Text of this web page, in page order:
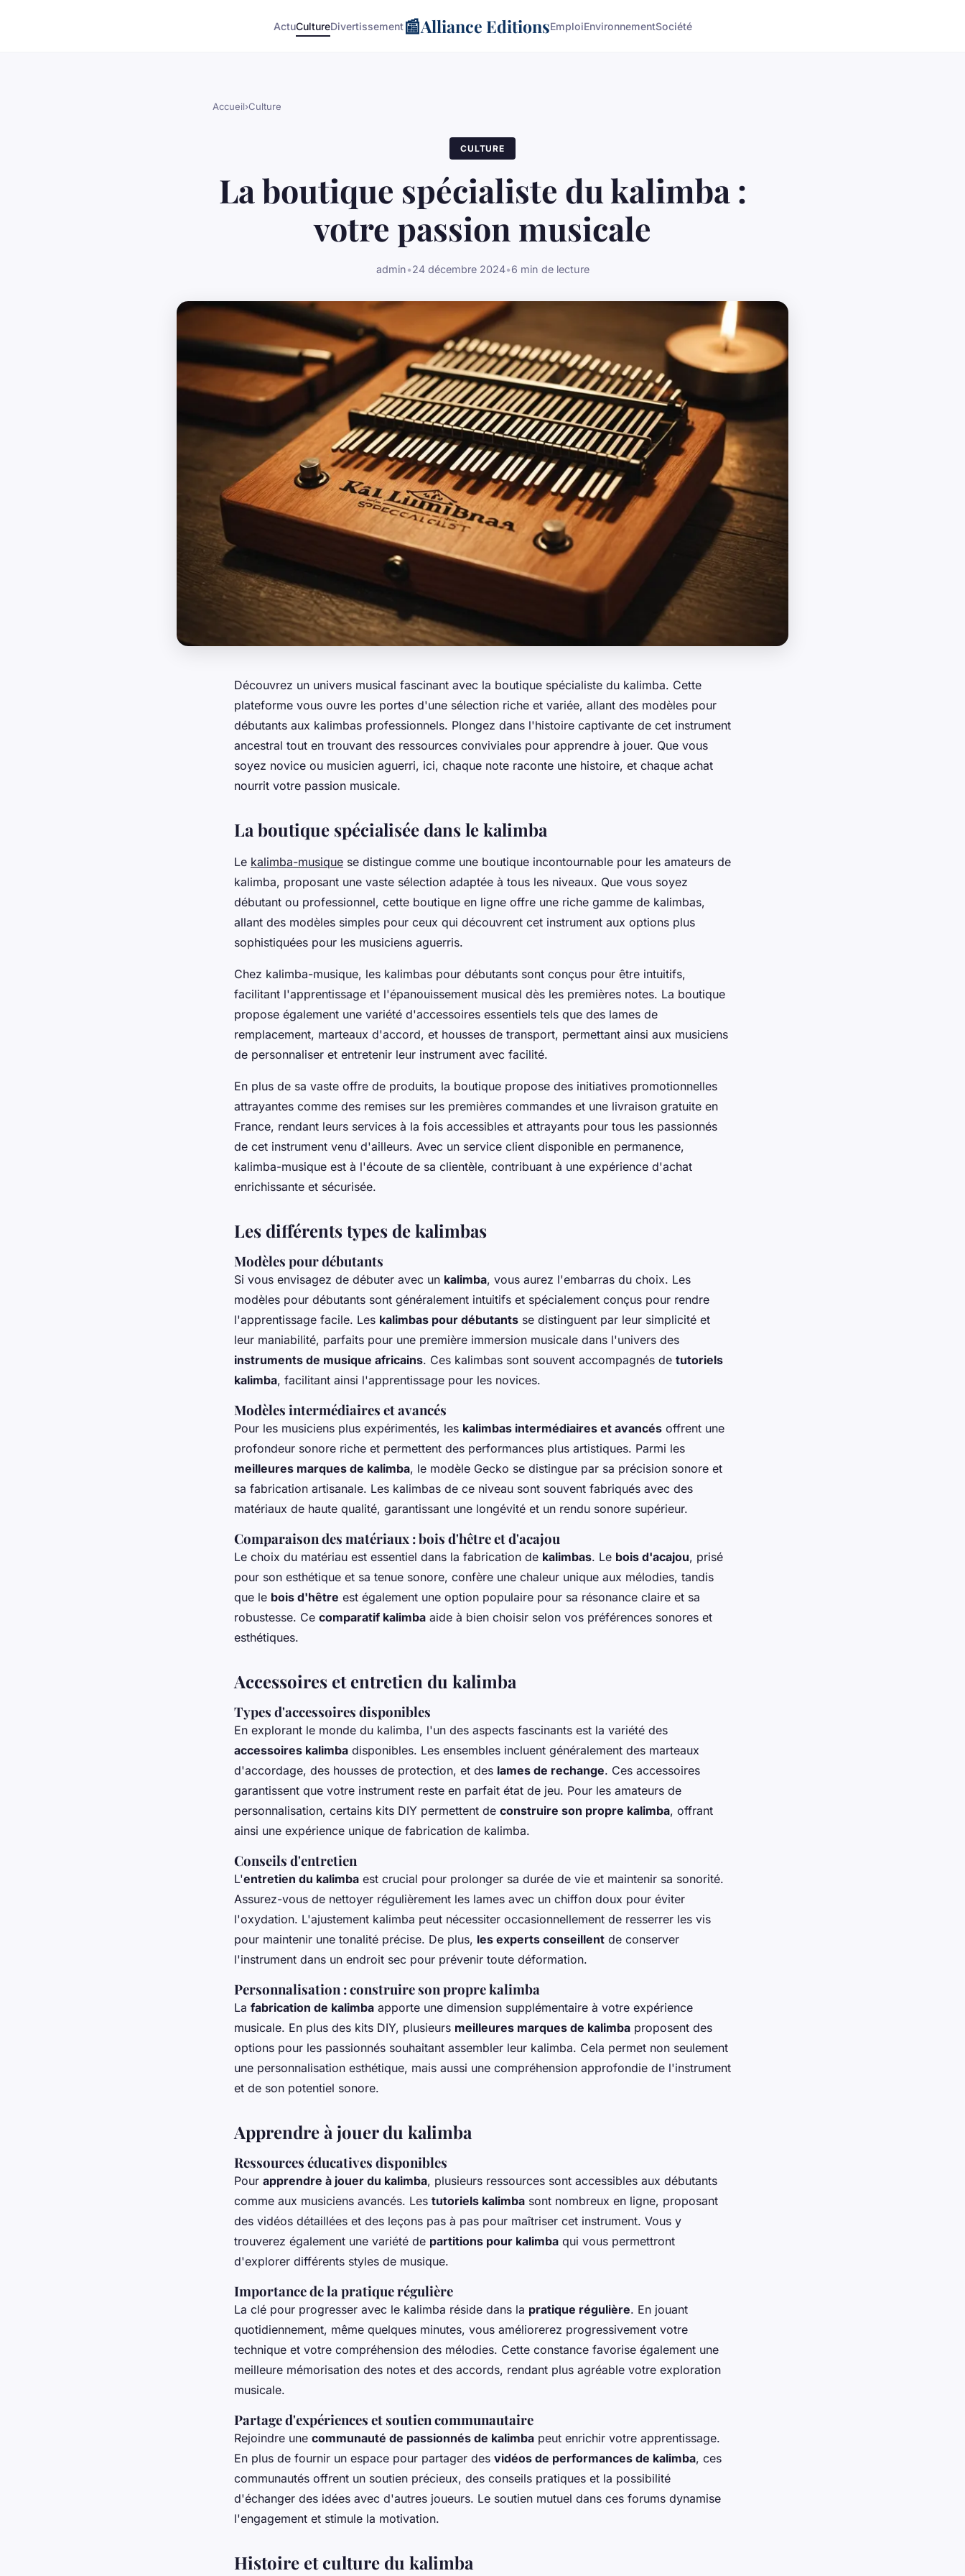
ActuCultureDivertissement📰Alliance EditionsEmploiEnvironnementSociété
Accueil›Culture
CULTURE
La boutique spécialiste du kalimba :
votre passion musicale
admin•24 décembre 2024•6 min de lecture
Découvrez un univers musical fascinant avec la boutique spécialiste du kalimba. Cette
plateforme vous ouvre les portes d'une sélection riche et variée, allant des modèles pour
débutants aux kalimbas professionnels. Plongez dans l'histoire captivante de cet instrument
ancestral tout en trouvant des ressources conviviales pour apprendre à jouer. Que vous
soyez novice ou musicien aguerri, ici, chaque note raconte une histoire, et chaque achat
nourrit votre passion musicale.
La boutique spécialisée dans le kalimba
Le kalimba-musique se distingue comme une boutique incontournable pour les amateurs de
kalimba, proposant une vaste sélection adaptée à tous les niveaux. Que vous soyez
débutant ou professionnel, cette boutique en ligne offre une riche gamme de kalimbas,
allant des modèles simples pour ceux qui découvrent cet instrument aux options plus
sophistiquées pour les musiciens aguerris.
Chez kalimba-musique, les kalimbas pour débutants sont conçus pour être intuitifs,
facilitant l'apprentissage et l'épanouissement musical dès les premières notes. La boutique
propose également une variété d'accessoires essentiels tels que des lames de
remplacement, marteaux d'accord, et housses de transport, permettant ainsi aux musiciens
de personnaliser et entretenir leur instrument avec facilité.
En plus de sa vaste offre de produits, la boutique propose des initiatives promotionnelles
attrayantes comme des remises sur les premières commandes et une livraison gratuite en
France, rendant leurs services à la fois accessibles et attrayants pour tous les passionnés
de cet instrument venu d'ailleurs. Avec un service client disponible en permanence,
kalimba-musique est à l'écoute de sa clientèle, contribuant à une expérience d'achat
enrichissante et sécurisée.
Les différents types de kalimbas
Modèles pour débutants
Si vous envisagez de débuter avec un kalimba, vous aurez l'embarras du choix. Les
modèles pour débutants sont généralement intuitifs et spécialement conçus pour rendre
l'apprentissage facile. Les kalimbas pour débutants se distinguent par leur simplicité et
leur maniabilité, parfaits pour une première immersion musicale dans l'univers des
instruments de musique africains. Ces kalimbas sont souvent accompagnés de tutoriels
kalimba, facilitant ainsi l'apprentissage pour les novices.
Modèles intermédiaires et avancés
Pour les musiciens plus expérimentés, les kalimbas intermédiaires et avancés offrent une
profondeur sonore riche et permettent des performances plus artistiques. Parmi les
meilleures marques de kalimba, le modèle Gecko se distingue par sa précision sonore et
sa fabrication artisanale. Les kalimbas de ce niveau sont souvent fabriqués avec des
matériaux de haute qualité, garantissant une longévité et un rendu sonore supérieur.
Comparaison des matériaux : bois d'hêtre et d'acajou
Le choix du matériau est essentiel dans la fabrication de kalimbas. Le bois d'acajou, prisé
pour son esthétique et sa tenue sonore, confère une chaleur unique aux mélodies, tandis
que le bois d'hêtre est également une option populaire pour sa résonance claire et sa
robustesse. Ce comparatif kalimba aide à bien choisir selon vos préférences sonores et
esthétiques.
Accessoires et entretien du kalimba
Types d'accessoires disponibles
En explorant le monde du kalimba, l'un des aspects fascinants est la variété des
accessoires kalimba disponibles. Les ensembles incluent généralement des marteaux
d'accordage, des housses de protection, et des lames de rechange. Ces accessoires
garantissent que votre instrument reste en parfait état de jeu. Pour les amateurs de
personnalisation, certains kits DIY permettent de construire son propre kalimba, offrant
ainsi une expérience unique de fabrication de kalimba.
Conseils d'entretien
L'entretien du kalimba est crucial pour prolonger sa durée de vie et maintenir sa sonorité.
Assurez-vous de nettoyer régulièrement les lames avec un chiffon doux pour éviter
l'oxydation. L'ajustement kalimba peut nécessiter occasionnellement de resserrer les vis
pour maintenir une tonalité précise. De plus, les experts conseillent de conserver
l'instrument dans un endroit sec pour prévenir toute déformation.
Personnalisation : construire son propre kalimba
La fabrication de kalimba apporte une dimension supplémentaire à votre expérience
musicale. En plus des kits DIY, plusieurs meilleures marques de kalimba proposent des
options pour les passionnés souhaitant assembler leur kalimba. Cela permet non seulement
une personnalisation esthétique, mais aussi une compréhension approfondie de l'instrument
et de son potentiel sonore.
Apprendre à jouer du kalimba
Ressources éducatives disponibles
Pour apprendre à jouer du kalimba, plusieurs ressources sont accessibles aux débutants
comme aux musiciens avancés. Les tutoriels kalimba sont nombreux en ligne, proposant
des vidéos détaillées et des leçons pas à pas pour maîtriser cet instrument. Vous y
trouverez également une variété de partitions pour kalimba qui vous permettront
d'explorer différents styles de musique.
Importance de la pratique régulière
La clé pour progresser avec le kalimba réside dans la pratique régulière. En jouant
quotidiennement, même quelques minutes, vous améliorerez progressivement votre
technique et votre compréhension des mélodies. Cette constance favorise également une
meilleure mémorisation des notes et des accords, rendant plus agréable votre exploration
musicale.
Partage d'expériences et soutien communautaire
Rejoindre une communauté de passionnés de kalimba peut enrichir votre apprentissage.
En plus de fournir un espace pour partager des vidéos de performances de kalimba, ces
communautés offrent un soutien précieux, des conseils pratiques et la possibilité
d'échanger des idées avec d'autres joueurs. Le soutien mutuel dans ces forums dynamise
l'engagement et stimule la motivation.
Histoire et culture du kalimba